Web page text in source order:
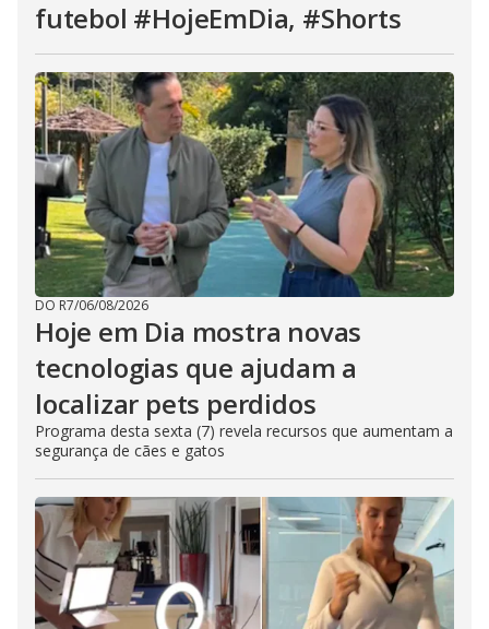
futebol #HojeEmDia, #Shorts
DO R7/06/08/2026
Hoje em Dia mostra novas
tecnologias que ajudam a
localizar pets perdidos
Programa desta sexta (7) revela recursos que aumentam a
segurança de cães e gatos